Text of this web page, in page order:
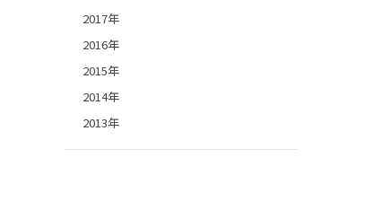
2017年
2016年
2015年
2014年
2013年